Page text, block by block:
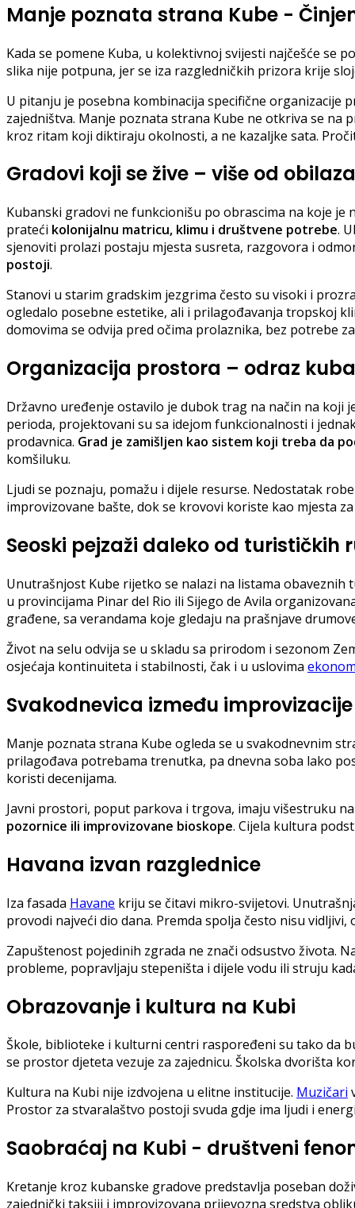
Manje poznata strana Kube -
Kada se pomene Kuba, u kolektivnoj svijesti najčešće se
slika nije potpuna, jer se iza razgledničkih prizora krije
U pitanju je posebna kombinacija specifične
zajedništva. Manje poznata strana Kube ne otkriva se na
kroz ritam koji diktiraju okolnosti, a ne kazaljke sata.
Gradovi koji se žive – više od
Kubanski gradovi ne funkcionišu po obrascima na koje je
prateći kolonijalnu matricu, klimu i društvene potrebe.
sjenoviti prolazi postaju mjesta susreta, razgovora i
postoji.
Stanovi u starim gradskim jezgrima često su visoki i
ogledalo posebne estetike, ali i prilagođavanja tropskoj
domovima se odvija pred očima prolaznika, bez potrebe
Organizacija prostora – odraz
Državno uređenje ostavilo je dubok trag na način na
perioda, projektovani su sa idejom funkcionalnosti i
prodavnica. Grad je zamišljen kao sistem koji treba da
komšiluku.
Ljudi se poznaju, pomažu i dijele resurse. Nedostatak
improvizovane bašte, dok se krovovi koriste kao mjesta
Seoski pejzaži daleko od
Unutrašnjost Kube rijetko se nalazi na listama
u provincijama Pinar del Rio ili Sijego de Avila
građene, sa verandama koje gledaju na prašnjave
Život na selu odvija se u skladu sa prirodom i sezonom
osjećaja kontinuiteta i stabilnosti, čak i u uslovima
Svakodnevica između
Manje poznata strana Kube ogleda se u svakodnevnim
prilagođava potrebama trenutka, pa dnevna soba lako
koristi decenijama.
Javni prostori, poput parkova i trgova, imaju višestruku
pozornice ili improvizovane bioskope. Cijela kultura
Havana izvan razglednice
Iza fasada Havane kriju se čitavi mikro-svijetovi.
provodi najveći dio dana. Premda spolja često nisu
Zapuštenost pojedinih zgrada ne znači odsustvo života.
probleme, popravljaju stepeništa i dijele vodu ili struju
Obrazovanje i kultura na Kubi
Škole, biblioteke i kulturni centri raspoređeni su tako da
se prostor djeteta vezuje za zajednicu. Školska dvorišta
Kultura na Kubi nije izdvojena u elitne institucije. Muzičari
Prostor za stvaralaštvo postoji svuda gdje ima ljudi i
Saobraćaj na Kubi - društveni
Kretanje kroz kubanske gradove predstavlja poseban
zajednički taksiji i improvizovana prijevozna sredstva